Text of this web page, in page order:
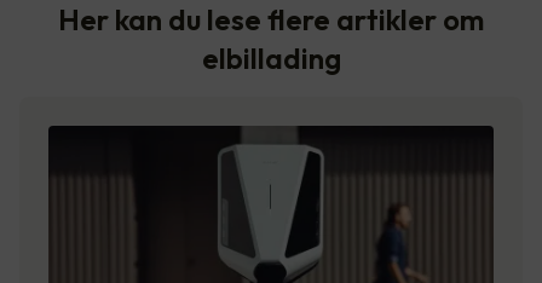
Her kan du lese flere artikler om
elbillading